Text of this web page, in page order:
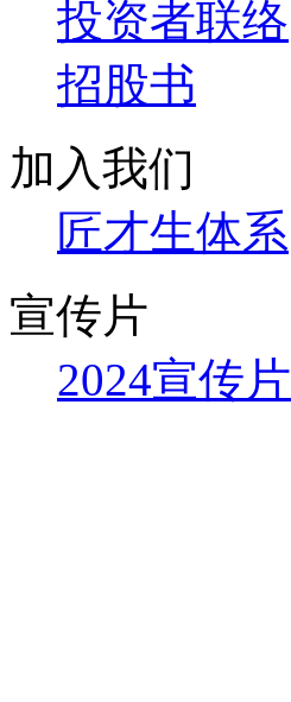
投资者联络
招股书
加入我们
匠才生体系
宣传片
2024宣传片